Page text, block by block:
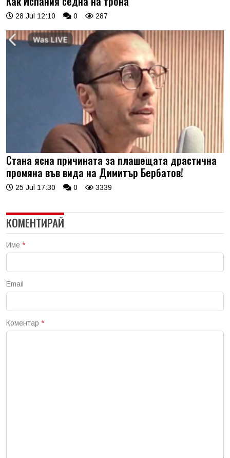
28 Jul 12:10 0 287
Стана ясна причината за плашещата драстична
промяна във вида на Димитър Бербатов!
25 Jul 17:30 0 3339
КОМЕНТИРАЙ
Име *
Email
Коментар *